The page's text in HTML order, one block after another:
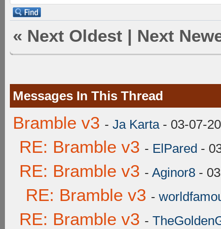
« Next Oldest | Next
Messages In This Thread
Bramble v3 - Ja Karta- 03-07-
RE: Bramble v3 - ElPared -
RE: Bramble v3 - Aginor8 -
RE: Bramble v3 -
RE: Bramble v3 -